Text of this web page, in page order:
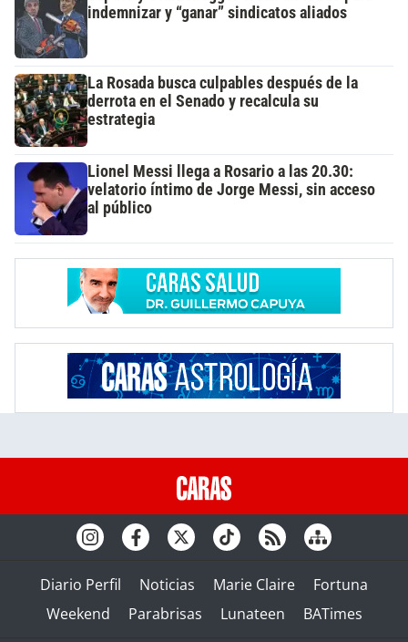
indemnizar y “ganar” sindicatos aliados
La Rosada busca culpables después de la
derrota en el Senado y recalcula su
estrategia
Lionel Messi llega a Rosario a las 20.30:
velatorio íntimo de Jorge Messi, sin acceso
al público
Diario Perfil Noticias Marie Claire
Fortuna
Weekend
Parabrisas Lunateen BATimes